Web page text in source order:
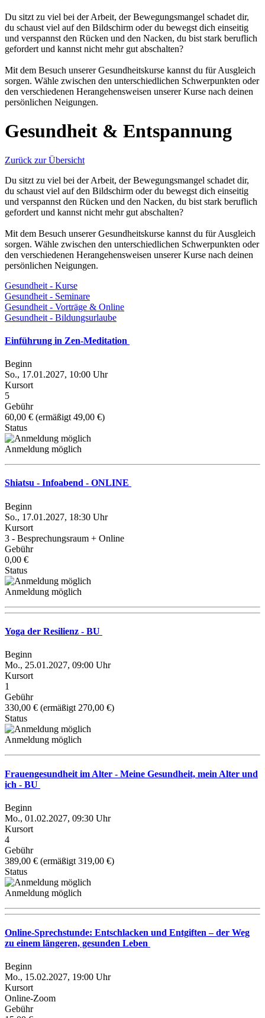
Du sitzt zu viel bei der Arbeit, der Bewegungsmangel schadet dir,
du schaust viel auf den Bildschirm oder du bewegst dich einseitig
und verspannst den Rücken und den Nacken, du bist stark beruflich
gefordert und kannst nicht mehr gut abschalten?
Mit dem Besuch unserer Gesundheitskurse kannst du für Ausgleich
sorgen. Wähle zwischen den unterschiedlichen Schwerpunkten oder
den verschiedenen Herangehensweisen unserer Kurse nach deinen
persönlichen Neigungen.
Gesundheit & Entspannung
Zurück zur Übersicht
Du sitzt zu viel bei der Arbeit, der Bewegungsmangel schadet dir,
du schaust viel auf den Bildschirm oder du bewegst dich einseitig
und verspannst den Rücken und den Nacken, du bist stark beruflich
gefordert und kannst nicht mehr gut abschalten?
Mit dem Besuch unserer Gesundheitskurse kannst du für Ausgleich
sorgen. Wähle zwischen den unterschiedlichen Schwerpunkten oder
den verschiedenen Herangehensweisen unserer Kurse nach deinen
persönlichen Neigungen.
Gesundheit - Kurse
Gesundheit - Seminare
Gesundheit - Vorträge & Online
Gesundheit - Bildungsurlaube
Einführung in Zen-Meditation
Beginn
So., 17.01.2027, 10:00 Uhr
Kursort
5
Gebühr
60,00 € (ermäßigt 49,00 €)
Status
Anmeldung möglich
Shiatsu - Infoabend - ONLINE
Beginn
So., 17.01.2027, 18:30 Uhr
Kursort
3 - Besprechungsraum + Online
Gebühr
0,00 €
Status
Anmeldung möglich
Yoga der Resilienz - BU
Beginn
Mo., 25.01.2027, 09:00 Uhr
Kursort
1
Gebühr
330,00 € (ermäßigt 270,00 €)
Status
Anmeldung möglich
Frauengesundheit im Alter - Meine Gesundheit, mein Alter und
ich - BU
Beginn
Mo., 01.02.2027, 09:30 Uhr
Kursort
4
Gebühr
389,00 € (ermäßigt 319,00 €)
Status
Anmeldung möglich
Online-Sprechstunde: Entschlacken und Entgiften – der Weg
zu einem längeren, gesunden Leben
Beginn
Mo., 15.02.2027, 19:00 Uhr
Kursort
Online-Zoom
Gebühr